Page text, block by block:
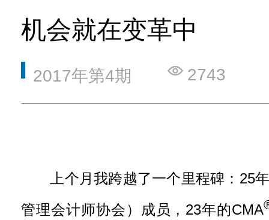
机会就在变革中
2017年第4期 2743
上个月我跨越了一个里程碑：25
管理会计师协会）成员，23年的CMA